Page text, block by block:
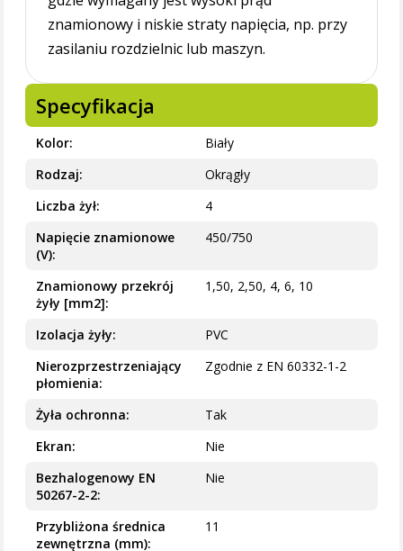
znamionowy i niskie straty napięcia, np. przy
zasilaniu rozdzielnic lub maszyn.
Specyfikacja
Kolor
Biały
Rodzaj
Okrągły
Liczba żył
4
Napięcie znamionowe
(V)
450/750
Znamionowy przekrój
żyły [mm2]
1,50, 2,50, 4, 6, 10
Izolacja żyły
PVC
Nierozprzestrzeniający
płomienia
Zgodnie z EN 60332-1-2
Żyła ochronna
Tak
Ekran
Nie
Bezhalogenowy EN
50267-2-2
Nie
Przybliżona średnica
zewnętrzna (mm)
11